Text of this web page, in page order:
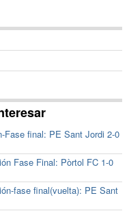
Fase final: PE Sant Jordi 2-0
Fase Final: Pòrtol FC 1-0
fase final(vuelta): PE Sant